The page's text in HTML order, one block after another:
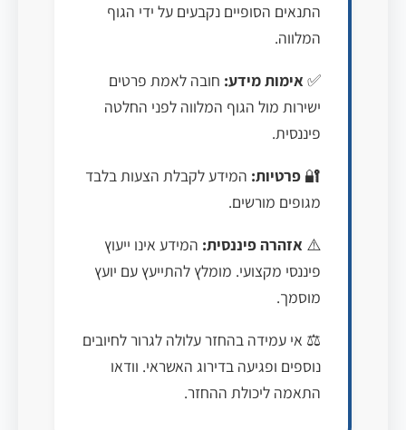
התנאים הסופיים נקבעים על ידי הגוף
המלווה.
✅ אימות מידע: חובה לאמת פרטים
ישירות מול הגוף המלווה לפני החלטה
פיננסית.
🔐 פרטיות: המידע לקבלת הצעות בלבד
מגופים מורשים.
⚠️ אזהרה פיננסית: המידע אינו ייעוץ
פיננסי מקצועי. מומלץ להתייעץ עם יועץ
מוסמך.
⚖️ אי עמידה בהחזר עלולה לגרור לחיובים
נוספים ופגיעה בדירוג האשראי. וודאו
התאמה ליכולת ההחזר.